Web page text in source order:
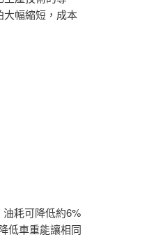
大幅縮短，成本
耗可降低約6%
低車重能讓相同